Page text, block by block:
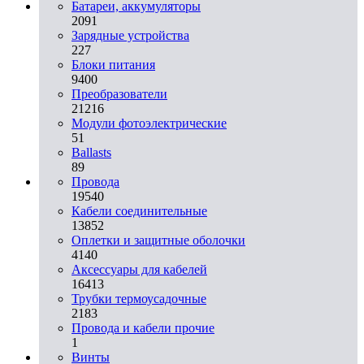
Батареи, аккумуляторы
2091
Зарядные устройства
227
Блоки питания
9400
Преобразователи
21216
Модули фотоэлектрические
51
Ballasts
89
Провода
19540
Кабели соединительные
13852
Оплетки и защитные оболочки
4140
Аксессуары для кабелей
16413
Трубки термоусадочные
2183
Провода и кабели прочие
1
Винты